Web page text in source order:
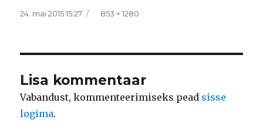
Postitatud
24. mai 2015 15:27 Täissuurus
853 × 1280
Lisa kommentaar
Vabandust, kommenteerimiseks pead sisse
logima.